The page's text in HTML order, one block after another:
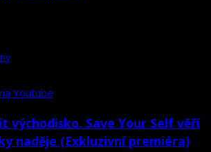
Youtube
východisko. Save Your Self věří
naděje (Exkluzivní premiéra)